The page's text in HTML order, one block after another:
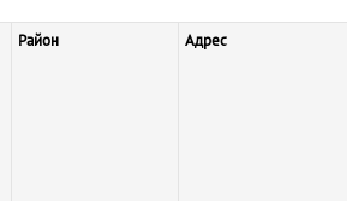
Район Адрес